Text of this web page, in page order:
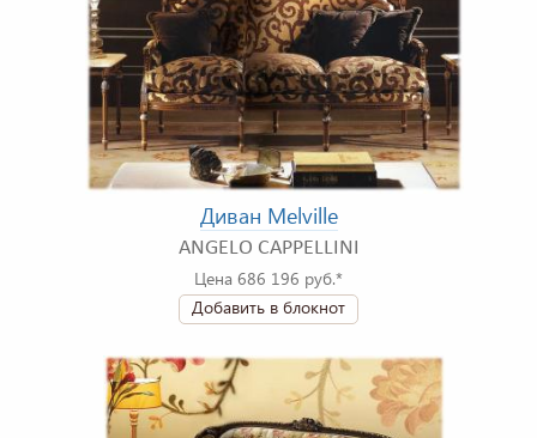
Диван Melville
ANGELO CAPPELLINI
Цена 686 196 руб.*
Добавить в блокнот